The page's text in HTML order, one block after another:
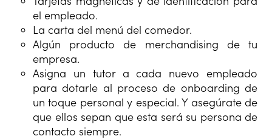
el empleado.
La carta del menú del comedor.
Algún producto de merchandising de tu
empresa.
Asigna un tutor a cada nuevo empleado
para dotarle al proceso de onboarding de
un toque personal y especial. Y asegúrate de
que ellos sepan que esta será su persona de
contacto siempre.